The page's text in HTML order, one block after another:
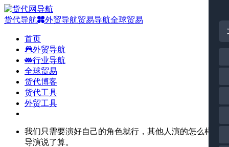
货代导航 外贸导航贸易导航全球贸易
首页
外贸导航
行业导航
全球贸易
货代博客
货代工具
外贸工具
我们只需要演好自己的角色就行，其他人演的怎么样由
导演说了算。